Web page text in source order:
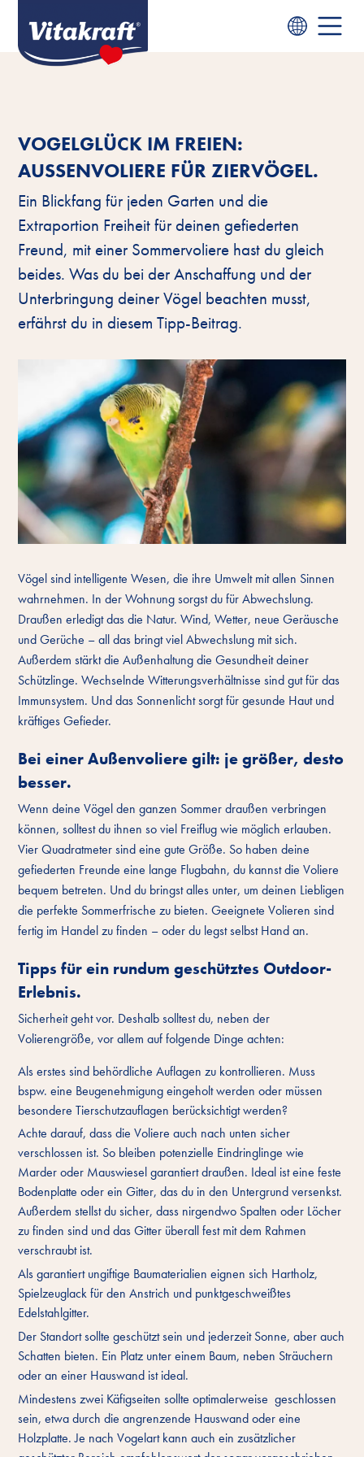
VOGELGLÜCK IM FREIEN:
AUSSENVOLIERE FÜR ZIERVÖGEL.
Ein Blickfang für jeden Garten und die
Extraportion Freiheit für deinen gefiederten
Freund, mit einer Sommervoliere hast du gleich
beides. Was du bei der Anschaffung und der
Unterbringung deiner Vögel beachten musst,
erfährst du in diesem Tipp-Beitrag.
Vögel sind intelligente Wesen, die ihre Umwelt mit allen Sinnen
wahrnehmen. In der Wohnung sorgst du für Abwechslung.
Draußen erledigt das die Natur. Wind, Wetter, neue Geräusche
und Gerüche – all das bringt viel Abwechslung mit sich.
Außerdem stärkt die Außenhaltung die Gesundheit deiner
Schützlinge. Wechselnde Witterungsverhältnisse sind gut für das
Immunsystem. Und das Sonnenlicht sorgt für gesunde Haut und
kräftiges Gefieder.
Bei einer Außenvoliere gilt: je größer, desto
besser.
Wenn deine Vögel den ganzen Sommer draußen verbringen
können, solltest du ihnen so viel Freiflug wie möglich erlauben.
Vier Quadratmeter sind eine gute Größe. So haben deine
gefiederten Freunde eine lange Flugbahn, du kannst die Voliere
bequem betreten. Und du bringst alles unter, um deinen Liebligen
die perfekte Sommerfrische zu bieten. Geeignete Volieren sind
fertig im Handel zu finden – oder du legst selbst Hand an.
Tipps für ein rundum geschütztes Outdoor-
Erlebnis.
Sicherheit geht vor. Deshalb solltest du, neben der
Volierengröße, vor allem auf folgende Dinge achten:
Als erstes sind behördliche Auflagen zu kontrollieren. Muss
bspw. eine Beugenehmigung eingeholt werden oder müssen
besondere Tierschutzauflagen berücksichtigt werden?
Achte darauf, dass die Voliere auch nach unten sicher
verschlossen ist. So bleiben potenzielle Eindringlinge wie
Marder oder Mauswiesel garantiert draußen. Ideal ist eine feste
Bodenplatte oder ein Gitter, das du in den Untergrund versenkst.
Außerdem stellst du sicher, dass nirgendwo Spalten oder Löcher
zu finden sind und das Gitter überall fest mit dem Rahmen
verschraubt ist.
Als garantiert ungiftige Baumaterialien eignen sich Hartholz,
Spielzeuglack für den Anstrich und punktgeschweißtes
Edelstahlgitter.
Der Standort sollte geschützt sein und jederzeit Sonne, aber auch
Schatten bieten. Ein Platz unter einem Baum, neben Sträuchern
oder an einer Hauswand ist ideal.
Mindestens zwei Käfigseiten sollte optimalerweise geschlossen
sein, etwa durch die angrenzende Hauswand oder eine
Holzplatte. Je nach Vogelart kann auch ein zusätzlicher